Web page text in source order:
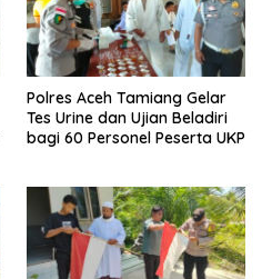
Polres Aceh Tamiang Gelar
Tes Urine dan Ujian Beladiri
bagi 60 Personel Peserta UKP